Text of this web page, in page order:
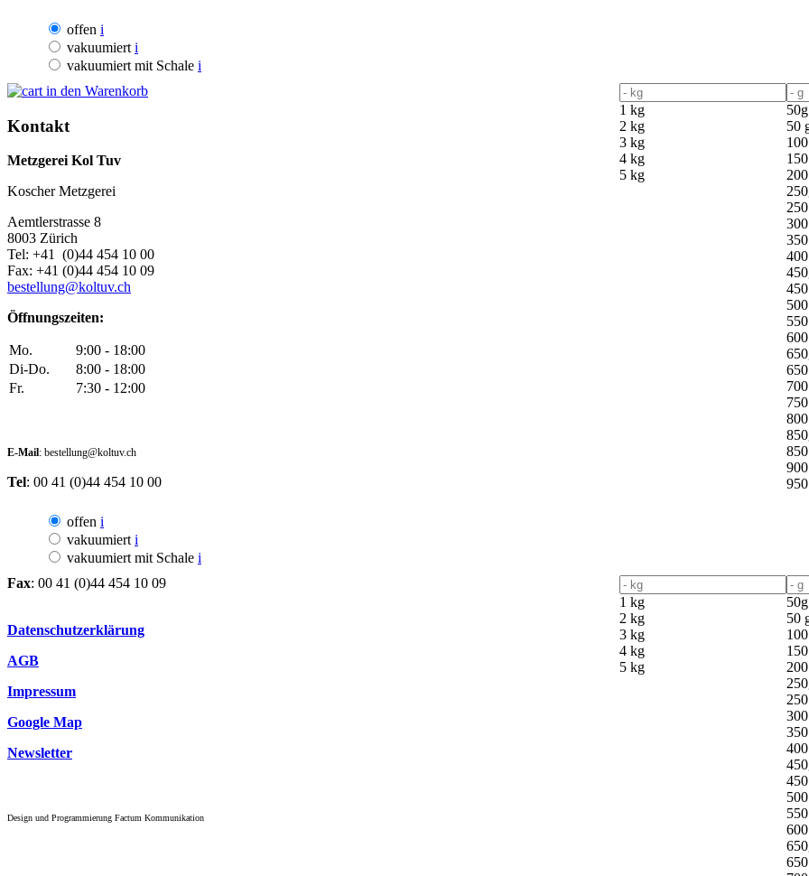
offen i
vakuumiert i
vakuumiert mit Schale i
50
1 kg
2 kg
3 kg
4 kg
5 kg
offen i
vakuumiert i
vakuumiert mit Schale i
50
1 kg
2 kg
3 kg
4 kg
5 kg
in den Warenkorb
Kontakt
Metzgerei Kol Tuv
Koscher Metzgerei
Aemtlerstrasse 8
8003 Zürich
Tel: +41 (0)44 454 10 00
Fax: +41 (0)44 454 10 09
bestellung@koltuv.ch
Öffnungszeiten:
Mo.
9:00 - 18:00
Di-Do.
8:00 - 18:00
Fr.
7:30 - 12:00
E-Mail: bestellung@koltuv.ch
Tel: 00 41 (0)44 454 10 00
Fax: 00 41 (0)44 454 10 09
Datenschutzerklärung
AGB
Impressum
Google Map
Newsletter
Design und Programmierung Factum Kommunikation